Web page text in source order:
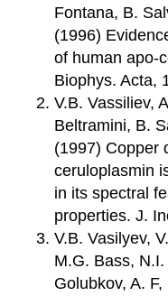
Fontana, B.
(1996)
of human apo-
Biophys. Acta,
V.B. Vassiliev,
Beltramini, B.
(1997) Copper
ceruloplasmin
in its spectral
properties. J.
V.B. Vasilyev,
M.G. Bass,
Golubkov, A.